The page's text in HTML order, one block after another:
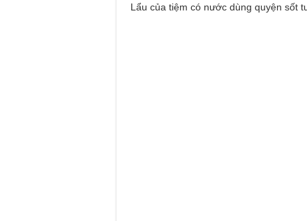
Lẩu của tiệm có nước dùng quyện sốt